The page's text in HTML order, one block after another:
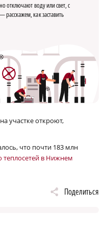
отключают воду или свет, с
как заставить
участке откроют,
что почти 183 млн
теплосетей в Нижнем
Поделиться